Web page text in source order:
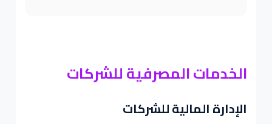
الخدمات المصرفية للشركات
الإدارة المالية للشركات